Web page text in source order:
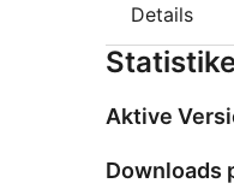
Details
Aktive
Downloads